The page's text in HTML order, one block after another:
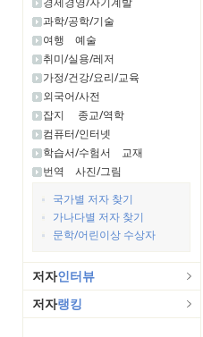
과학/공학/기술
여행
예술
취미/실용/레저
가정/건강/요리/교육
외국어/사전
잡지
종교/역학
컴퓨터/인터넷
학습서/수험서
교재
번역
사진/그림
국가별 저자 찾기
가나다별 저자 찾기
문학/어린이상 수상자
저자인터뷰
저자랭킹